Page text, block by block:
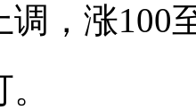
调，涨100